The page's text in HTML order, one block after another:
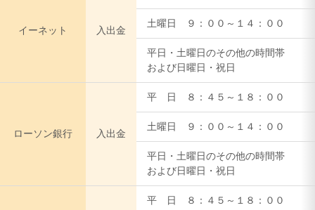
イーネット 入出金
土曜日 ９：００～１４：００
平日・土曜日のその他の時間帯
および日曜日・祝日
ローソン銀行 入出金
平 日 ８：４５～１８：００
土曜日 ９：００～１４：００
平日・土曜日のその他の時間帯
および日曜日・祝日
平 日 ８：４５～１８：００